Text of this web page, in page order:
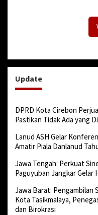
Update
DPRD Kota Cirebon
Pastikan Tidak Ada yang
Lanud ASH Gelar
Amatir Piala Danlanud
Jawa Tengah: Perkuat
Paguyuban Jangkar Gelar
Jawa Barat: Pengambilan
Kota Tasikmalaya,
dan Birokrasi